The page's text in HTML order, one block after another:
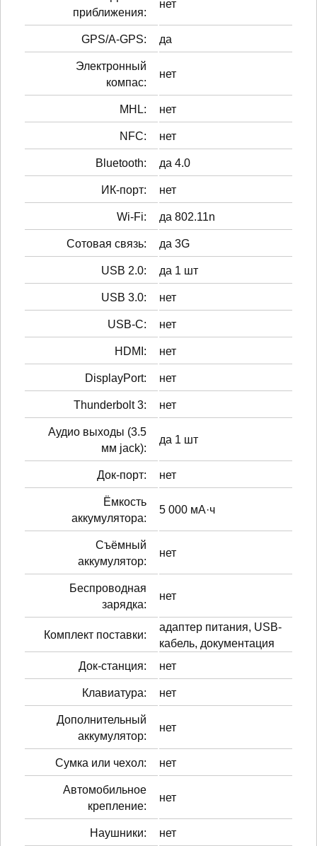
приближения:
нет
GPS/A-GPS: да
Электронный
компас:
нет
MHL: нет
NFC: нет
Bluetooth: да 4.0
ИК-порт: нет
Wi-Fi: да 802.11n
Сотовая связь: да 3G
USB 2.0: да 1 шт
USB 3.0: нет
USB-C: нет
HDMI: нет
DisplayPort: нет
Thunderbolt 3: нет
Аудио выходы (3.5
мм jack):
да 1 шт
Док-порт: нет
Ёмкость
аккумулятора:
5 000 мА·ч
Cъёмный
аккумулятор:
нет
Беспроводная
зарядка:
нет
Комплект поставки:
адаптер питания, USB-
кабель, документация
Док-станция:
нет
Клавиатура: нет
Дополнительный
аккумулятор:
нет
Сумка или чехол: нет
Автомобильное
крепление:
нет
Наушники: нет